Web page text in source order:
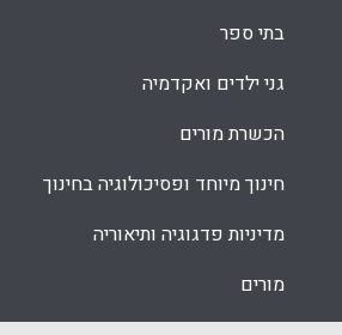
בתי ספר
גני ילדים ואקדמיה
הכשרת מורים
חינוך מיוחד ופסיכולוגיה בחינוך
מדיניות פדגוגיה ותיאוריה
מורים